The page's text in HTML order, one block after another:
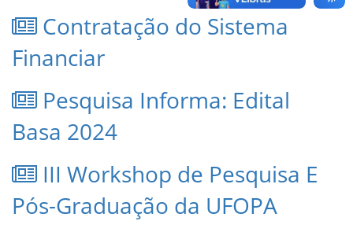
Contratação do Sistema
Financiar
Pesquisa Informa: Edital
Basa 2024
III Workshop de Pesquisa E
Pós-Graduação da UFOPA